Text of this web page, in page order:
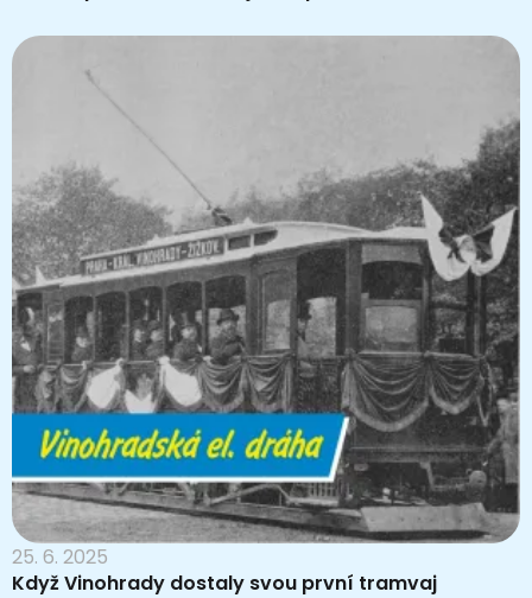
25. 6. 2025
Když Vinohrady dostaly svou první tramvaj